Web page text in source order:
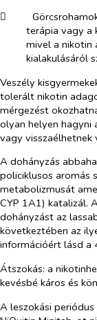
​
terápia vagy a
mivel a nikotin
kialakulásáról
Veszély
tolerált nikotin
mérgezést
olyan helyen hagyni
vagy visszaélhetnek
A dohányzás
policiklusos aromás
metabolizmusát
CYP 1A1) katalizál.
dohányzást az
következtében az
információért lásd a
Átszokás: a
kevésbé káros és
A leszokási